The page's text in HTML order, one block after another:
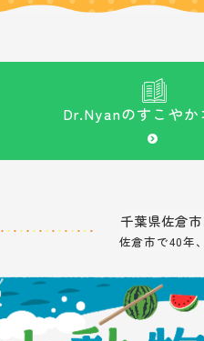
Dr.Nyanのすこやか
千葉県佐倉
佐倉市で40年